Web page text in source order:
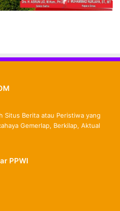
Situs Berita atau Peristiwa yang
Gemerlap, Berkilap, Aktual
PPWI